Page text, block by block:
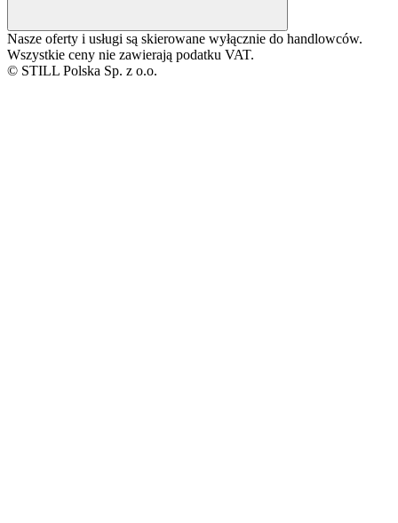
Nasze oferty i usługi są skierowane wyłącznie do handlowców.
Wszystkie ceny nie zawierają podatku VAT.
© STILL Polska Sp. z o.o.